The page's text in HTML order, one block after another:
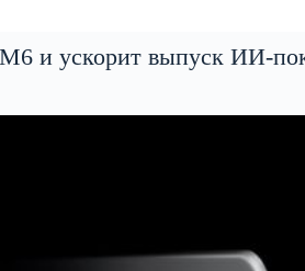
и ускорит выпуск ИИ-